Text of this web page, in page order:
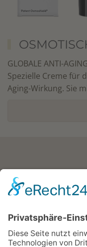
GLOBALE ANTI-
Spezielle Creme für
Aging-Wirkung. Sie